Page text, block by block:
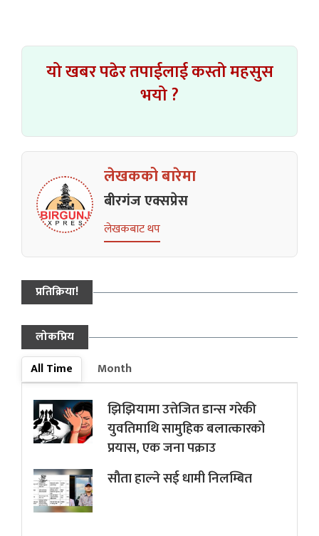
यो खबर पढेर तपाईलाई कस्तो महसुस
भयो ?
लेखकको बारेमा
बीरगंज एक्सप्रेस
लेखकबाट थप
प्रतिक्रिया!
लोकप्रिय
All Time
Month
झिझियामा उत्तेजित डान्स गरेकी
युवतिमाथि सामुहिक बलात्कारको
प्रयास, एक जना पक्राउ
सौता हाल्ने सई धामी निलम्बित